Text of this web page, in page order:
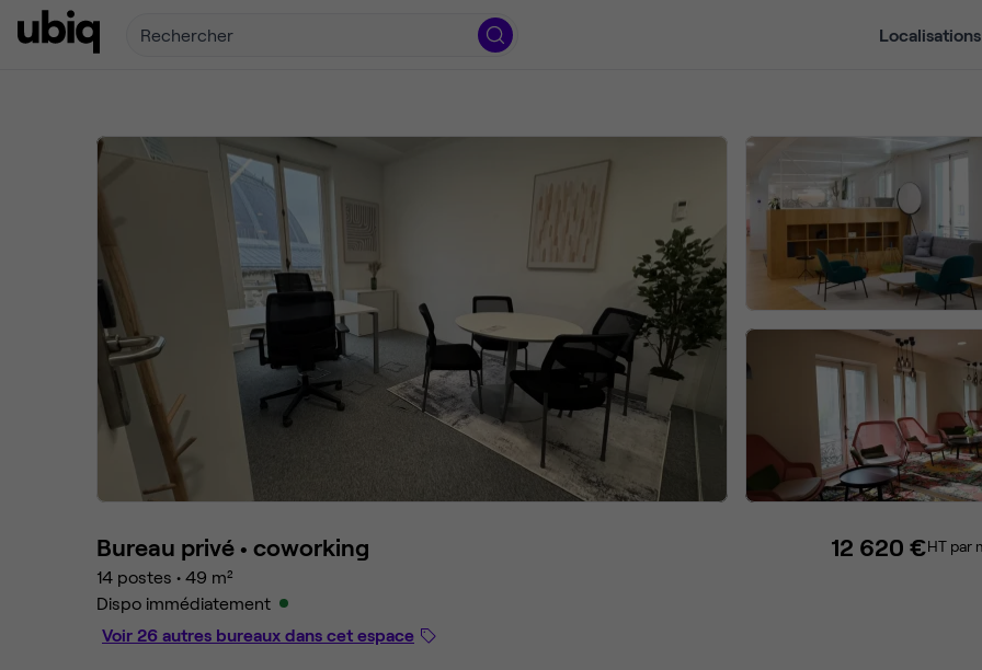
Rechercher Localisations
Bureau privé • coworking
14 postes • 49 m²
Dispo immédiatement
Voir 26 autres bureaux dans cet espace
12 620 €HT par